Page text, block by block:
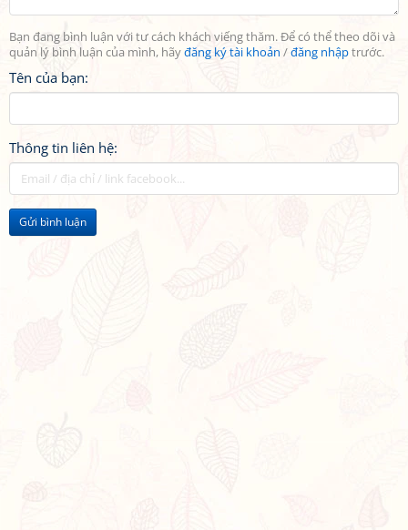
Bạn đang bình luận với tư cách khách viếng thăm. Để có thể theo dõi và
quản lý bình luận của mình, hãyđăng ký tài khoản /đăng nhậptrước.
Tên của bạn:
Thông tin liên hệ:
Gửi bình luận